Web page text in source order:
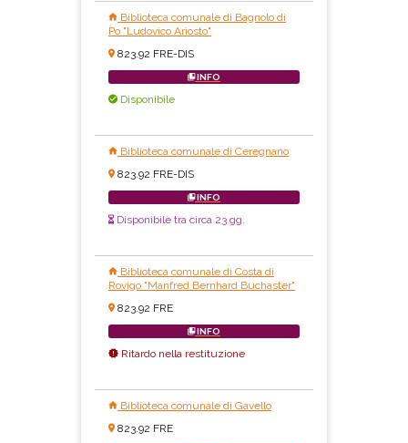
Biblioteca comunale di Bagnolo di
Po "Ludovico Ariosto"
823.92 FRE-DIS
INFO
Disponibile
Biblioteca comunale di Ceregnano
823.92 FRE-DIS
INFO
Disponibile tra circa 23 gg.
Biblioteca comunale di Costa di
Rovigo "Manfred Bernhard Buchaster"
823.92 FRE
INFO
Ritardo nella restituzione
Biblioteca comunale di Gavello
823.92 FRE